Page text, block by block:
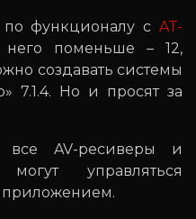
по функционалу сAT-
него поменьше – 12,
создавать системы
7.1.4. Но и просят за
все AV-ресиверы и
управляться